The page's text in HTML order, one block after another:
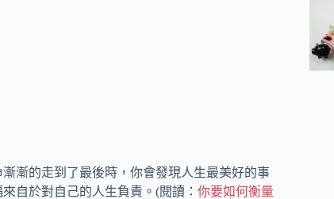
漸的走到了最後時，你會發現人生最美好的事
自於對自己的人生負責。(閱讀： 你要如何衡量